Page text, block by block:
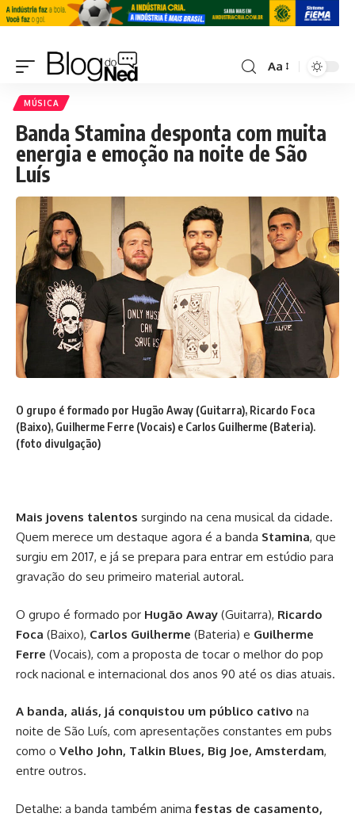
Aa
MÚSICA
Banda Stamina desponta com muita
energia e emoção na noite de São
Luís
O grupo é formado por Hugão Away (Guitarra), Ricardo Foca
(Baixo), Guilherme Ferre (Vocais) e Carlos Guilherme (Bateria).
(foto divulgação)
Mais jovens talentos surgindo na cena musical da cidade.
Quem merece um destaque agora é a banda Stamina, que
surgiu em 2017, e já se prepara para entrar em estúdio para
gravação do seu primeiro material autoral.
O grupo é formado por Hugão Away (Guitarra), Ricardo
Foca (Baixo), Carlos Guilherme (Bateria) e Guilherme
Ferre (Vocais), com a proposta de tocar o melhor do pop
rock nacional e internacional dos anos 90 até os dias atuais.
A banda, aliás, já conquistou um público cativo na
noite de São Luís, com apresentações constantes em pubs
como o Velho John, Talkin Blues, Big Joe, Amsterdam,
entre outros.
Detalhe: a banda também animafestas de casamento,